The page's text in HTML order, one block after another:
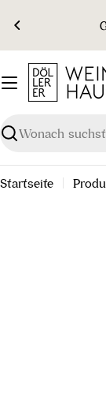
Inhalt
springen
Suchen
Startseite